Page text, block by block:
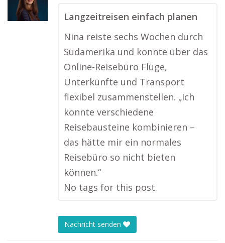
Langzeitreisen einfach planen
Nina reiste sechs Wochen durch
Südamerika und konnte über das
Online-Reisebüro Flüge,
Unterkünfte und Transport
flexibel zusammenstellen. „Ich
konnte verschiedene
Reisebausteine kombinieren –
das hätte mir ein normales
Reisebüro so nicht bieten
können.“
No tags for this post.
Nachricht senden